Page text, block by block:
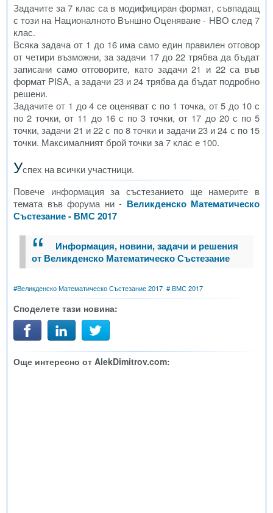
Задачите за 7 клас са в модифициран формат, съвпадащ
с този на Националното Външно Оценяване - НВО след 7
клас.
Всяка задача от 1 до 16 има само един правилен отговор
от четири възможни, за задачи 17 до 22 трябва да бъдат
записани само отговорите, като задачи 21 и 22 са във
формат PISA, а задачи 23 и 24 трябва да бъдат подробно
решени.
Задачите от 1 до 4 се оценяват с по 1 точка, от 5 до 10 с
по 2 точки, от 11 до 16 с по 3 точки, от 17 до 20 с по 5
точки, задачи 21 и 22 с по 8 точки и задачи 23 и 24 с по 15
точки. Максималният брой точки за 7 клас е 100.
Успех на всички участници.
Повече информация за състезанието ще намерите в
темата във форума ни - Великденско Математическо
Състезание - ВМС 2017
Информация, новини, задачи и решения
от Великденско Математическо Състезание
#Великденско Математическо Състезание 2017 #ВМС 2017
Споделете тази новина:
Още интересно от AlekDimitrov.com: